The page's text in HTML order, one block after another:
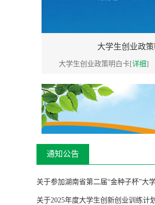
大学生创业政
大学生创业政策明白卡[详细]
通知公告
关于参加湖南省第二届“金种子杯”大
关于2025年度大学生创新创业训练计